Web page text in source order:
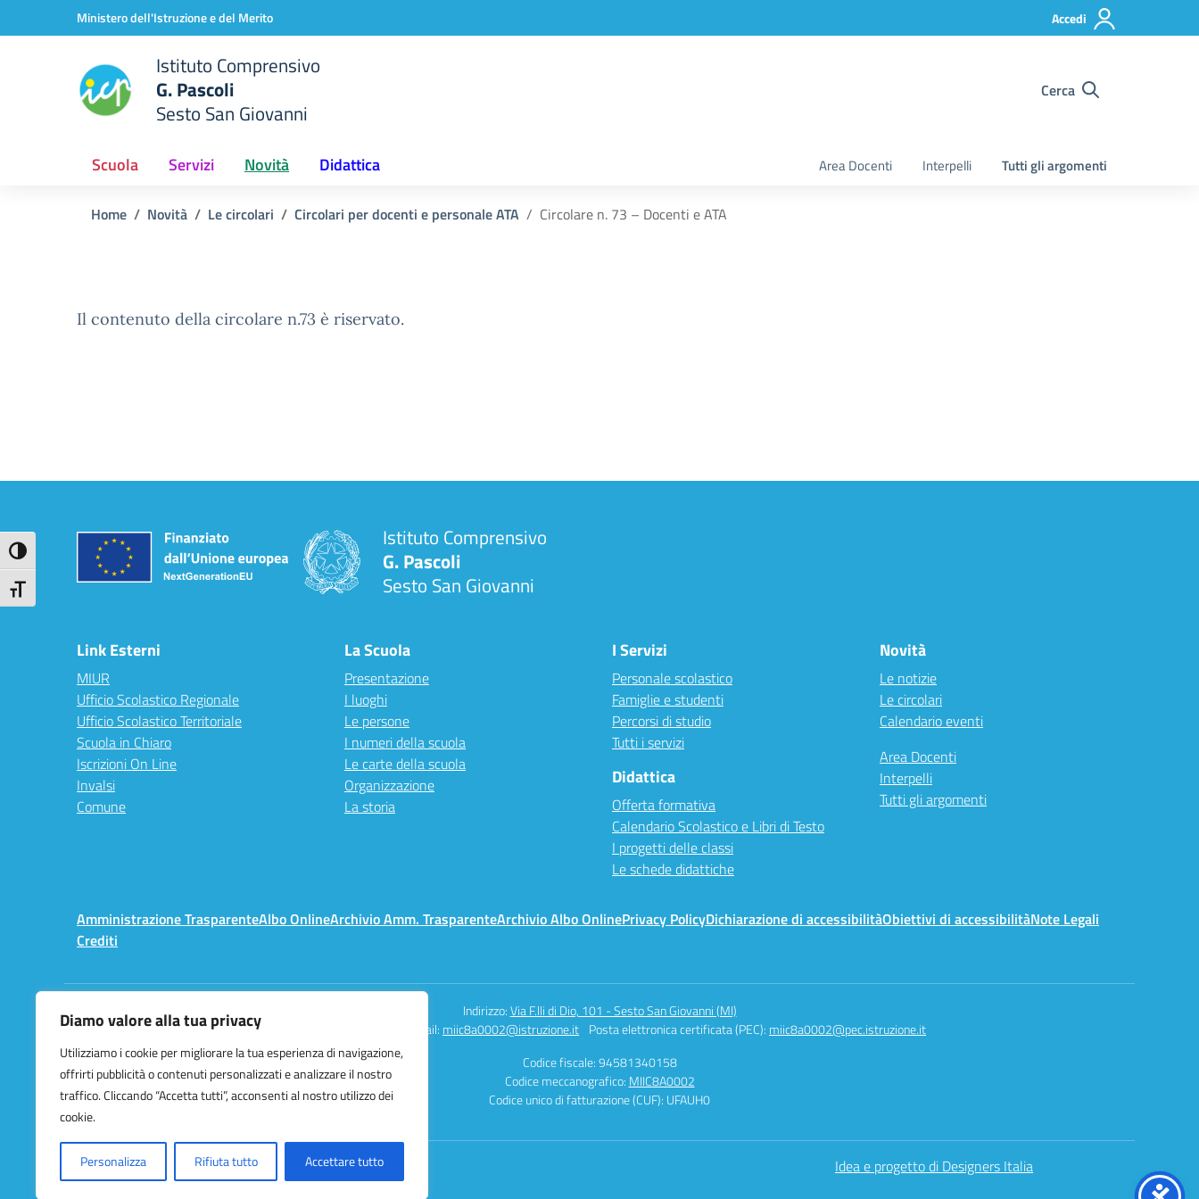
Diamo valore alla tua privacy
Utilizziamo i cookie per migliorare la tua esperienza di navigazione,
offrirti pubblicità o contenuti personalizzati e analizzare il nostro
traffico. Cliccando “Accetta tutti”, acconsenti al nostro utilizzo dei
cookie.
Personalizza Rifiuta tutto Accettare tutto
Attiva/disattiva alto contrasto
Attiva/disattiva dimensione testo
Vai ai contenuti
Vai al menu di navigazioneMinistero dell'Istruzione e del Merito Accedi
Istituto Comprensivo
G. Pascoli
Sesto San Giovanni
Cerca
Scuola Servizi Novità Didattica Area Docenti Interpelli Tutti gli argomenti
Home Novità Le circolari Circolari per docenti e personale ATA Circolare n. 73 – Docenti e ATA
Il contenuto della circolare n.73 è riservato.
Istituto Comprensivo
G. Pascoli
Sesto San Giovanni
Link Esterni
MIUR
Ufficio Scolastico Regionale
Ufficio Scolastico Territoriale
Scuola in Chiaro
Iscrizioni On Line
Invalsi
Comune
La Scuola
Presentazione
I luoghi
Le persone
I numeri della scuola
Le carte della scuola
Organizzazione
La storia
I Servizi
Personale scolastico
Famiglie e studenti
Percorsi di studio
Tutti i servizi
Didattica
Offerta formativa
Calendario Scolastico e Libri di Testo
I progetti delle classi
Le schede didattiche
Novità
Le notizie
Le circolari
Calendario eventi
Area Docenti
Interpelli
Tutti gli argomenti
Amministrazione TrasparenteAlbo OnlineArchivio Amm. TrasparenteArchivio Albo OnlinePrivacy PolicyDichiarazione di accessibilitàObiettivi di accessibilitàNote Legali
Crediti
Indirizzo:Via F.lli di Dio, 101 - Sesto San Giovanni (MI)
Email: miic8a0002@istruzione.it Posta elettronica certificata (PEC): miic8a0002@pec.istruzione.it
Codice fiscale: 94581340158
Codice meccanografico: MIIC8A0002
Codice unico di fatturazione (CUF): UFAUH0
Idea e progetto di Designers Italia